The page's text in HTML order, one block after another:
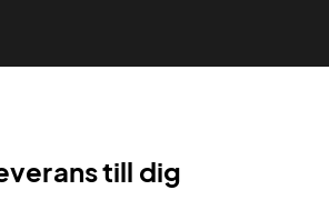
till dig